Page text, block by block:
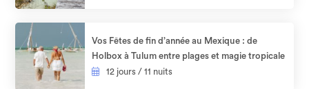
Vos Fêtes de fin d’année au Mexique : de
Holbox à Tulum entre plages et magie tropicale
12 jours / 11 nuits